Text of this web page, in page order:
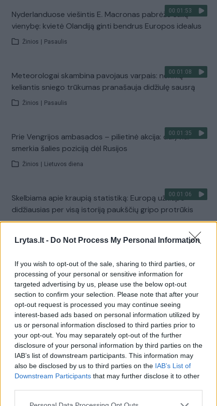
Lrytas.lt - Do Not Process My Personal Information
If you wish to opt-out of the sale, sharing to third parties, or
processing of your personal or sensitive information for
targeted advertising by us, please use the below opt-out
section to confirm your selection. Please note that after your
opt-out request is processed you may continue seeing
interest-based ads based on personal information utilized by
us or personal information disclosed to third parties prior to
your opt-out. You may separately opt-out of the further
disclosure of your personal information by third parties on the
IAB’s list of downstream participants. This information may
also be disclosed by us to third parties on the IAB’s List of
Downstream Participants that may further disclose it to other
00:01:53
Nyderlanduose viešintis E. Macronas pabrėžė šalių
vienybę: kvietė Olandiją ginti bendrus Europos idealus
Žinios Pasaulis
00:01:08
Meteorologai skambina pavojaus varpais: nerimą
keliantis sniego trūkumas pranašauja didžiulę sausrą
Žinios Pasaulis
00:01:35
Prie Vengrijos ambasados – pilietinė akcija: dalyviai
smerkia šalies poziciją dėl Rusijos
Žinios Lietuvos diena
00:01:06
Skelbiama apie kraupią statistiką: Europą užklupo
didžiausias per visą istoriją paukščių gripo protrūkis
Pastebi, kad Europa nėra tinkamai pasiruošusi karinei
krizei: įvardijo, kur daromos klaidos
Žinios Pasaulis
00:02:14
Europai patiriant krizę, Sakartvelas išgyvena aukso
amžių – rusai grynuosius čia veža maišais
Žinios | Pasaulis
00:01:34
Ekspertai mano, kad karo Ukrainoje baigtis lems
Europos ateitį: tai bandymas atimti pagrindą